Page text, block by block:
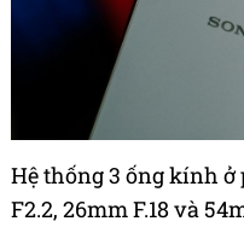
Hệ thống 3 ống kính
F2.2, 26mm F.18 và